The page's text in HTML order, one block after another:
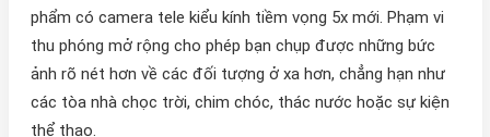
phẩm có camera tele kiểu kính tiềm vọng 5x mới. Phạm vi
thu phóng mở rộng cho phép bạn chụp được những bức
ảnh rõ nét hơn về các đối tượng ở xa hơn, chẳng hạn như
các tòa nhà chọc trời, chim chóc, thác nước hoặc sự kiện
thể thao.